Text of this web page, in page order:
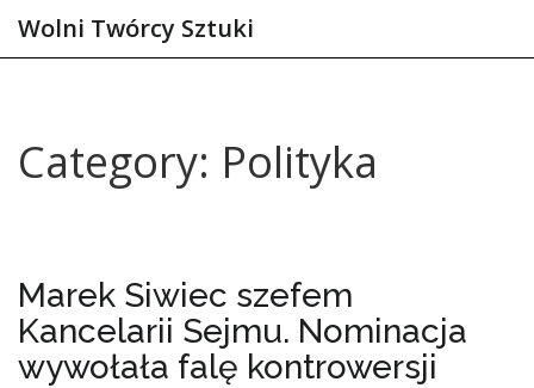
Wolni Twórcy Sztuki
Category: Polityka
Marek Siwiec szefem
Kancelarii Sejmu. Nominacja
wywołała falę kontrowersji